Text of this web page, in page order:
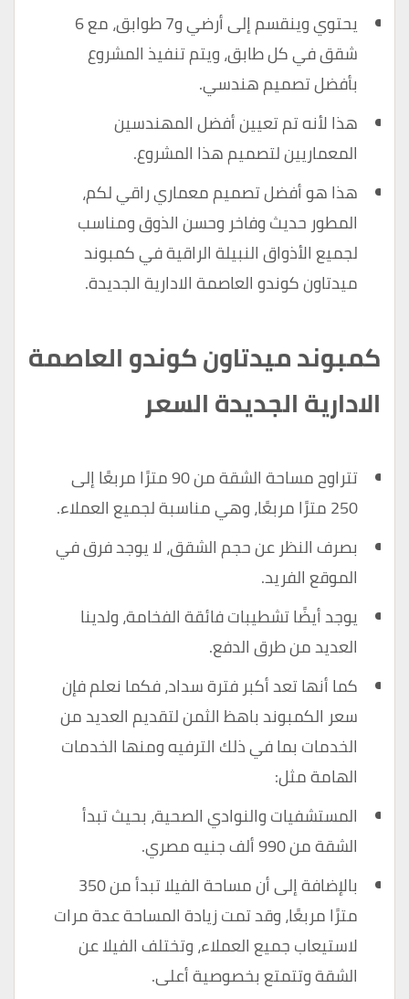
يحتوي وينقسم إلى أرضي و7 طوابق، مع 6
شقق في كل طابق، ويتم تنفيذ المشروع
بأفضل تصميم هندسي.
هذا لأنه تم تعيين أفضل المهندسين
المعماريين لتصميم هذا المشروع.
هذا هو أفضل تصميم معماري راقي لكم،
المطور حديث وفاخر وحسن الذوق ومناسب
لجميع الأذواق النبيلة الراقية في كمبوند
ميدتاون كوندو العاصمة الادارية الجديدة.
كمبوند ميدتاون كوندو العاصمة
الادارية الجديدة السعر
تتراوح مساحة الشقة من 90 مترًا مربعًا إلى
250 مترًا مربعًا، وهي مناسبة لجميع العملاء.
بصرف النظر عن حجم الشقق، لا يوجد فرق في
الموقع الفريد.
يوجد أيضًا تشطيبات فائقة الفخامة، ولدينا
العديد من طرق الدفع.
كما أنها تعد أكبر فترة سداد، فكما نعلم فإن
سعر الكمبوند باهظ الثمن لتقديم العديد من
الخدمات بما في ذلك الترفيه ومنها الخدمات
الهامة مثل:
المستشفيات والنوادي الصحية، بحيث تبدأ
الشقة من 990 ألف جنيه مصري.
بالإضافة إلى أن مساحة الفيلا تبدأ من 350
مترًا مربعًا، وقد تمت زيادة المساحة عدة مرات
لاستيعاب جميع العملاء، وتختلف الفيلا عن
الشقة وتتمتع بخصوصية أعلى.